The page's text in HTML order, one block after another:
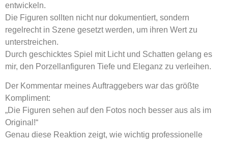
entwickeln.
Die Figuren sollten nicht nur dokumentiert, sondern
regelrecht in Szene gesetzt werden, um ihren Wert zu
unterstreichen.
Durch geschicktes Spiel mit Licht und Schatten gelang es
mir, den Porzellanfiguren Tiefe und Eleganz zu verleihen.
Der Kommentar meines Auftraggebers war das größte
Kompliment:
„Die Figuren sehen auf den Fotos noch besser aus als im
Original!“
Genau diese Reaktion zeigt, wie wichtig professionelle